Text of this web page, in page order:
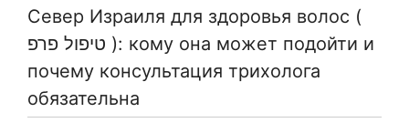
Север Израиля для здоровья волос (
טיפול פרפ ): кому она может подойти и
почему консультация трихолога
обязательна